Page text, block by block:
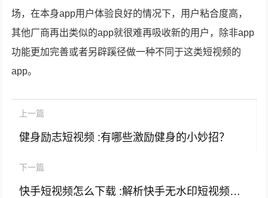
场，在本身app用户体验良好的情况下，用户粘合度高，
其他厂商再出类似的app就很难再吸收新的用户，除非app
功能更加完善或者另辟蹊径做一种不同于这类短视频的
app。
上一篇
健身励志短视频 :有哪些激励健身的小妙招？
下一篇
快手短视频怎么下载 :解析快手无水印短视频的方法有哪些？